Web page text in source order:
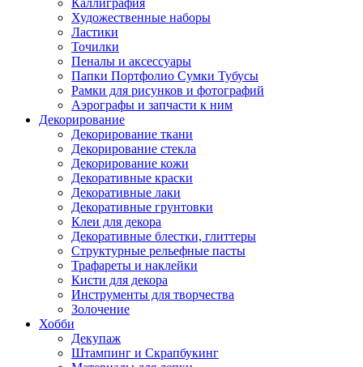
Художественные наборы
Ластики
Точилки
Пеналы и аксессуары
Папки Портфолио Сумки Тубусы
Рамки для рисунков и фотографий
Аэрографы и запчасти к ним
Декорирование
Декорирование ткани
Декорирование стекла
Декорирование кожи
Декоративные краски
Декоративные лаки
Декоративные грунтовки
Клеи для декора
Декоративные блестки, глиттеры
Структурные рельефные пасты
Трафареты и наклейки
Кисти для декора
Инструменты для творчества
Золочение
Хобби
Декупаж
Штампинг и Скрапбукинг